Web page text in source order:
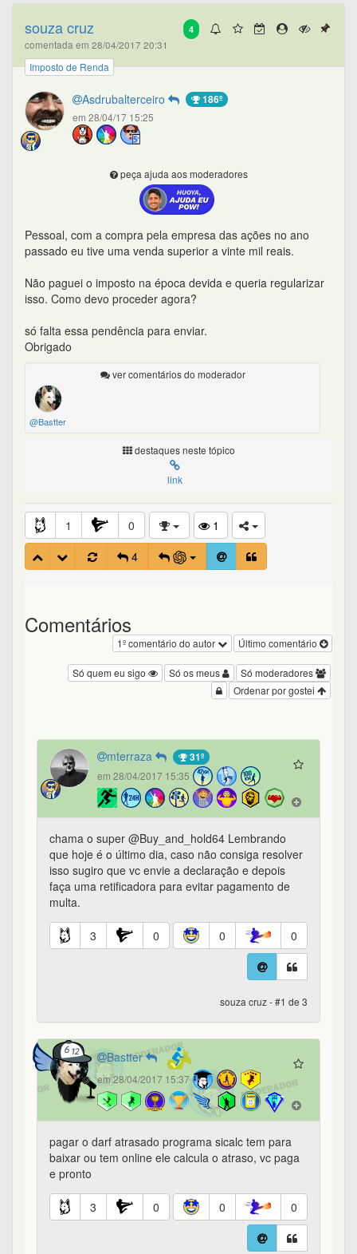
4
souza cruz
comentada em 28/04/2017 20:31
Imposto de Renda
Asdrubalterceiro 186º
em 28/04/17 15:25
peça ajuda aos moderadores
Pessoal, com a compra pela empresa das ações no ano
passado eu tive uma venda superior a vinte mil reais.
Não paguei o imposto na época devida e queria regularizar
isso. Como devo proceder agora?
só falta essa pendência para enviar.
Obrigado
ver comentários do moderador
@Bastter
destaques neste tópico
link
1 0
1
4
Comentários
Último comentário
1º comentário do autor
Só moderadores
Só os meus
Só quem eu sigo
Ordenar por gostei
mterraza 31º
em 28/04/2017 15:35
chama o super @Buy_and_hold64 Lembrando
que hoje é o último dia, caso não consiga resolver
isso sugiro que vc envie a declaração e depois
faça uma retificadora para evitar pagamento de
multa.
3 0 0 0
souza cruz - #1 de 3
Bastter
em 28/04/2017 15:37
pagar o darf atrasado programa sicalc tem para
baixar ou tem online ele calcula o atraso, vc paga
e pronto
3 0 0 0